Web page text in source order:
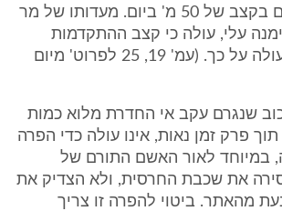
הנתבעת להתקדם בקצב של 50 מ' ביום. מעדותו של מר
עלי, עולה כי קצב ההתקדמות
האופטימלי אינו עולה על כך. (עמ' 19, 25 לפרוט' מיום
שנגרם עקב אי החדרת מלוא כמות
פרק זמן נאות, אינו עולה כדי הפרה
במיוחד לאור האשם התורם של
את שכבת החרסית, ולא הצדיק את
מהאתר. ביטוי להפרה זו צריך